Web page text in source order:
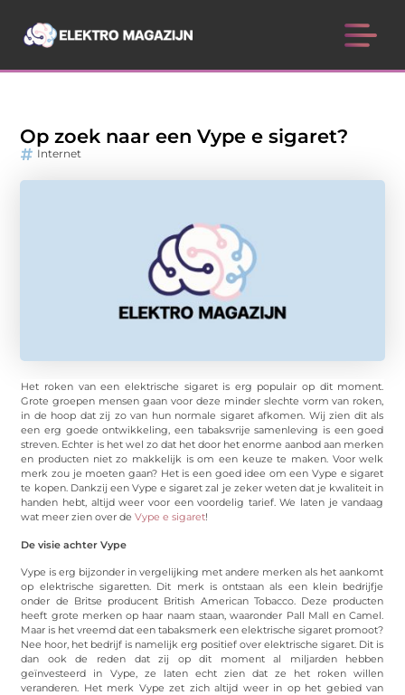
Op zoek naar een Vype e sigaret?
Internet
Het roken van een elektrische sigaret is erg populair op dit moment.
Grote groepen mensen gaan voor deze minder slechte vorm van roken,
in de hoop dat zij zo van hun normale sigaret afkomen. Wij zien dit als
een erg goede ontwikkeling, een tabaksvrije samenleving is een goed
streven. Echter is het wel zo dat het door het enorme aanbod aan merken
en producten niet zo makkelijk is om een keuze te maken. Voor welk
merk zou je moeten gaan? Het is een goed idee om een Vype e sigaret
te kopen. Dankzij een Vype e sigaret zal je zeker weten dat je kwaliteit in
handen hebt, altijd weer voor een voordelig tarief. We laten je vandaag
wat meer zien over deVype e sigaret!
De visie achter Vype
Vype is erg bijzonder in vergelijking met andere merken als het aankomt
op elektrische sigaretten. Dit merk is ontstaan als een klein bedrijfje
onder de Britse producent British American Tobacco. Deze producten
heeft grote merken op haar naam staan, waaronder Pall Mall en Camel.
Maar is het vreemd dat een tabaksmerk een elektrische sigaret promoot?
Nee hoor, het bedrijf is namelijk erg positief over elektrische sigaret. Dit is
dan ook de reden dat zij op dit moment al miljarden hebben
geïnvesteerd in Vype, ze laten echt zien dat ze het roken willen
veranderen. Het merk Vype zet zich altijd weer in op het gebied van